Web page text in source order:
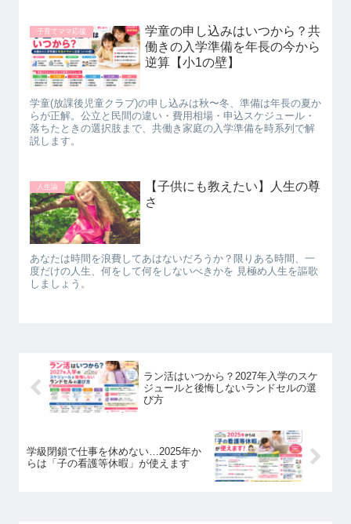
子育てママ応援
学童の申し込みはいつから？共
働きの入学準備を年長の今から
逆算【小1の壁】
学童(放課後児童クラブ)の申し込みは秋〜冬、準備は年長の夏か
らが正解。公立と民間の違い・費用相場・申込スケジュール・
落ちたときの選択肢まで、共働き家庭の入学準備を時系列で解
説します。
人生論
【子供にも教えたい】人生の尊
さ
あなたは時間を浪費してあはないだろうか？限りある時間、一
度だけの人生、何をして何をしないべきかを 見極め人生を謳歌
しましょう。
ラン活はいつから？2027年入学のスケ
ジュールと後悔しないランドセルの選
び方
学級閉鎖で仕事を休めない…2025年か
らは「子の看護等休暇」が使えます